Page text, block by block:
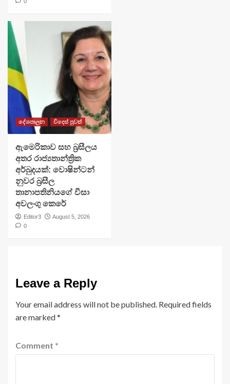
0
දේශපාලන විදෙස් පුවත්
ඇමෙරිකාව සහ බ්‍රසීලය
අතර රාජ්‍යතාන්ත්‍රික
අර්බුදයක්: වොෂින්ටන්
නුවර බ්‍රසීල
තානාපතිනියගේ වීසා
අවලංගු කෙරේ
Editor3
August 5, 2026
0
Leave a Reply
Your email address will not be published. Required fields
are marked*
Comment *